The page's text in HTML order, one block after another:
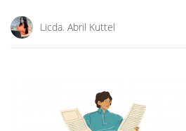
Licda. Abril Kuttel